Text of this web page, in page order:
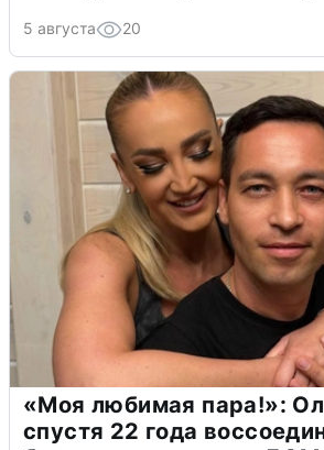
5 августа 20
«Моя любимая пара!»:
спустя 22 года